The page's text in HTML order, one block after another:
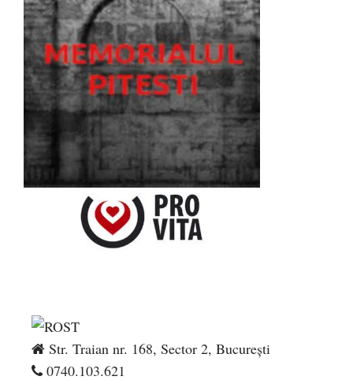
Str. Traian nr. 168, Sector 2, București
0740.103.621